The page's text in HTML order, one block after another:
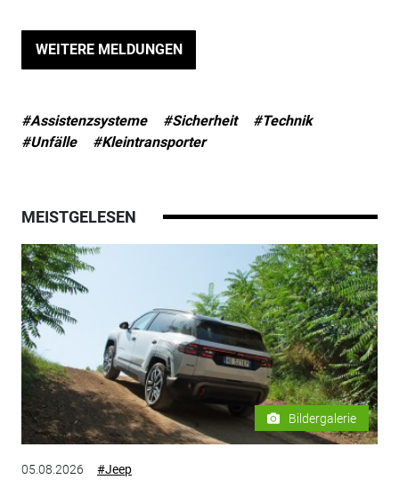
WEITERE MELDUNGEN
#Assistenzsysteme #Sicherheit
#Technik
#Unfälle
#Kleintransporter
MEISTGELESEN
Bildergalerie
05.08.2026 #Jeep